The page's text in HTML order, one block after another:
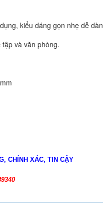
kiểu dáng gọn nhẹ dễ
và văn phòng.
CHÍNH XÁC, TIN CẬY